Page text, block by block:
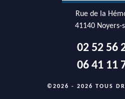
Rue de la
41140 Noyers-
02 52 56
06 41 11
©2026 - 2026 TOUS